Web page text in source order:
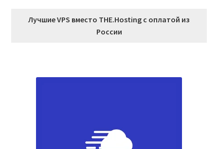
Лучшие VPS вместо THE.Hosting с оплатой из
России